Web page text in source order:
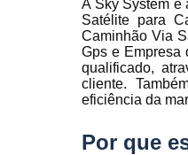
A Sky System é
Satélite para
Caminhão Via
Gps e Empresa
qualificado,
cliente.
eficiência da
Por que